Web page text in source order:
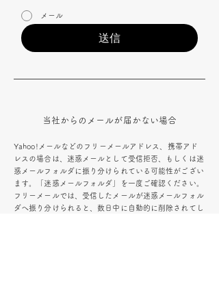
メール
送信
​当社からのメールが届かない場合
Yahoo!メールなどのフリーメールアドレス、携帯アド
レスの場合は、迷惑メールとして受信拒否、もしくは迷
惑メールフォルダに振り分けられている可能性がござい
ます。「迷惑メールフォルダ」を一度ご確認ください。
フリーメールでは、受信したメールが迷惑メールフォル
ダへ振り分けられると、数日中に自動的に削除されてし